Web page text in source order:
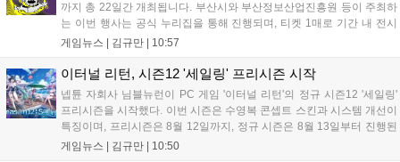
까지 총 22일간 개최됩니다. 부산시와 부산정보산업진흥원 등이 주최하
는 이번 행사는 공식 누리집을 통해 진행되며, 티켓 1매로 기간 내 전시
작을 제한 없이 체험할 수 있습니다. 일반 및 루키 부문 등 다양한 인디게
세계 누구나 참여 가능한 이번 행사는 역대 최대 규모로 열려 인디게임
생태계 확장에 기여할 전망입니다....
게임뉴스 | 김규만 10:57
이터널 리턴, 시즌12 '세일링' 프리시즌 시작
넵튠 자회사 님블뉴런이 PC 게임 '이터널 리턴'의 정규 시즌12 '세일링'
프리시즌을 시작했다. 이번 시즌은 수영복 콘셉트 스킨과 시스템 개선이
특징이며, 프리시즌은 8월 12일까지, 정규 시즌은 8월 13일부터 진행된
다. 실험체 관찰일지 추가와 후반부 전략 강화를 위한 다중 크로노 스피
게임뉴스 | 김규만 10:50